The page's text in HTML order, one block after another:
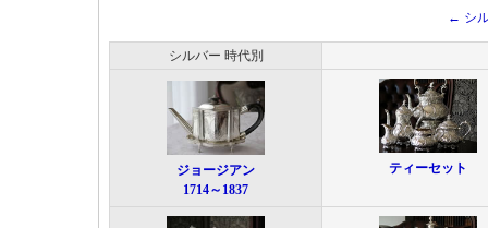
← シ
シルバー 時代別
ジョージアン
1714～1837
ティーセット